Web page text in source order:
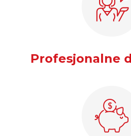
Profesjonalne